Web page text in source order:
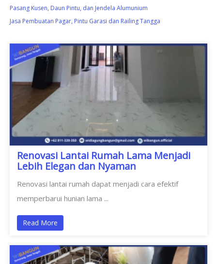
Pasang Kusen, Daun Pintu, dan Jendela Alumunium
Jasa Pembuatan Pagar, Pintu Garasi dan Railing Tangga
Renovasi Lantai Rumah Lama Menjadi
Lebih Elegan dan Nyaman
Renovasi lantai rumah dapat menjadi cara efektif
memperbarui hunian lama ...
Read More